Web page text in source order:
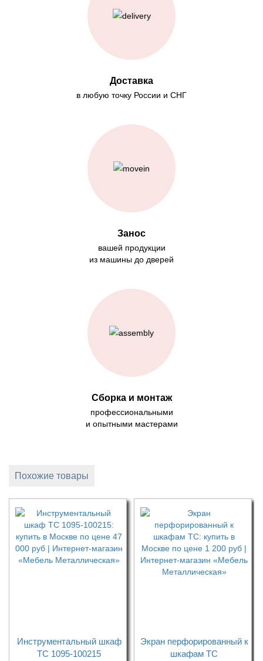
Доставка
в любую точку России и СНГ
Занос
вашей продукции
из машины до дверей
Сборка и монтаж
профессиональными
и опытными мастерами
Похожие товары
Инструментальный шкаф
TC 1095-100215
Экран перфорированный к
шкафам ТС